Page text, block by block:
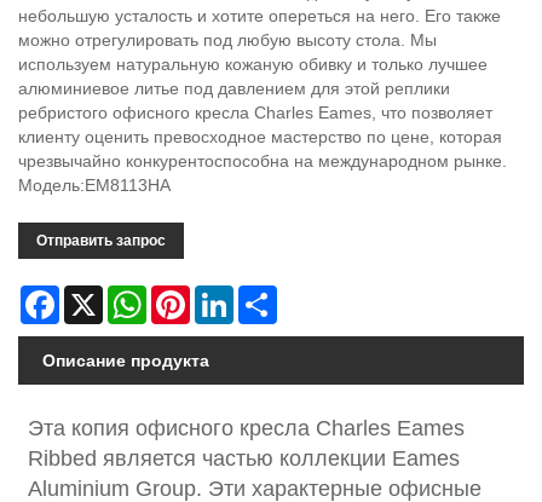
небольшую усталость и хотите опереться на него. Его также
можно отрегулировать под любую высоту стола. Мы
используем натуральную кожаную обивку и только лучшее
алюминиевое литье под давлением для этой реплики
ребристого офисного кресла Charles Eames, что позволяет
клиенту оценить превосходное мастерство по цене, которая
чрезвычайно конкурентоспособна на международном рынке.
Модель:EM8113HA
Отправить запрос
Facebook
X WhatsAppPinterestLinkedIn
Описание продукта
Эта копия офисного кресла Charles Eames
Ribbed является частью коллекции Eames
Aluminium Group. Эти характерные офисные